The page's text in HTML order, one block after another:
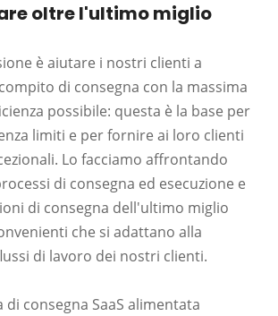
oltre l'ultimo miglio
è aiutare i nostri clienti a
di consegna con la massima
possibile: questa è la base per
limiti e per fornire ai loro clienti
Lo facciamo affrontando
di consegna ed esecuzione e
di consegna dell'ultimo miglio
che si adattano alla
di lavoro dei nostri clienti.
consegna SaaS alimentata